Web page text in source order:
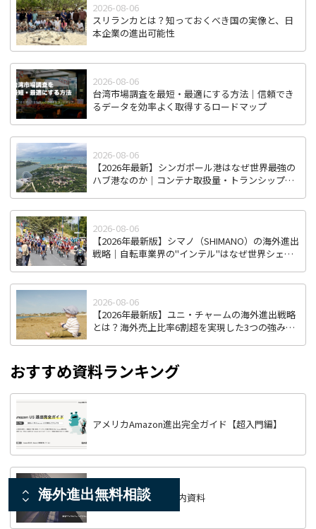
2026-08-06
スリランカとは？知っておくべき国の実像と、日
本企業の進出可能性
2026-08-06
台湾市場調査を最短・最適にする方法｜信頼でき
るデータを効率よく取得するロードマップ
2026-08-06
【2026年最新】シンガポール港はなぜ世界最強の
ハブ港なのか｜コンテナ取扱量・トランシップ機
2026-08-06
【2026年最新版】シマノ（SHIMANO）の海外進出
戦略｜自転車業界の"インテル"はなぜ世界シェア
2026-08-06
【2026年最新版】ユニ・チャームの海外進出戦略
とは？海外売上比率6割超を実現した3つの強みを
おすすめ資料ランキング
アメリカAmazon進出完全ガイド【超入門編】
Wiki Investmentご案内資料
海外進出無料相談